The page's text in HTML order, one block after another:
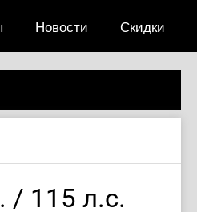
Скидки
Новости
/ 115 л.с.